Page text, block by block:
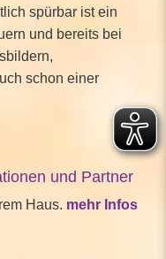
spürbar ist ein
und bereits bei
schon einer
und Partner
Haus. mehr Infos